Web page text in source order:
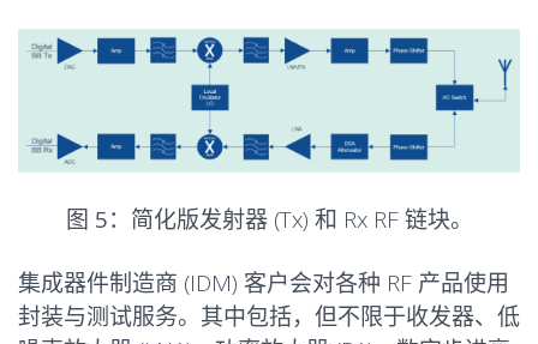
图 5： 简化版发射器 (Tx) 和 Rx RF 链块。
集成器件制造商 (IDM) 客户会对各种 RF 产品使用
封装与测试服务。其中包括，但不限于收发器、低